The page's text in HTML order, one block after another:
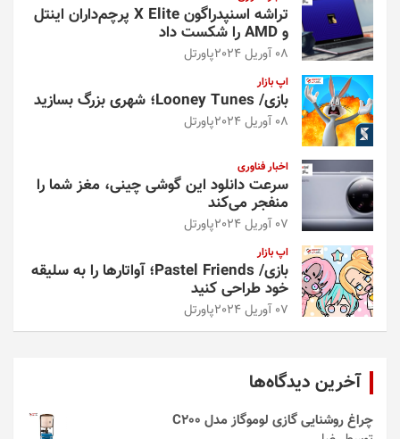
تراشه اسنپدراگون X Elite پرچم‌داران اینتل
و AMD را شکست داد
08 آوریل 2024 پاورتل
اپ بازار
بازی/ Looney Tunes؛ شهری بزرگ بسازید
08 آوریل 2024 پاورتل
اخبار فناوری
سرعت دانلود این گوشی چینی، مغز شما را
منفجر می‌کند
07 آوریل 2024 پاورتل
اپ بازار
بازی/ Pastel Friends؛ آواتارها را به سلیقه
خود طراحی کنید
07 آوریل 2024 پاورتل
آخرین دیدگاه‌ها
چراغ روشنایی گازی لوموگاز مدل C200